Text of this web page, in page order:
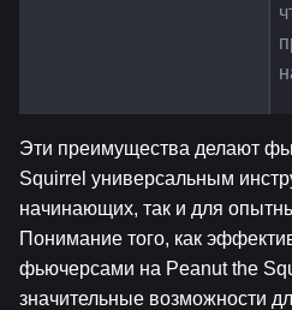
Эти преимущества делают
Squirrel универсальным
начинающих, так и для
Понимание того, как
фьючерсами на Peanut the
значительные возможности